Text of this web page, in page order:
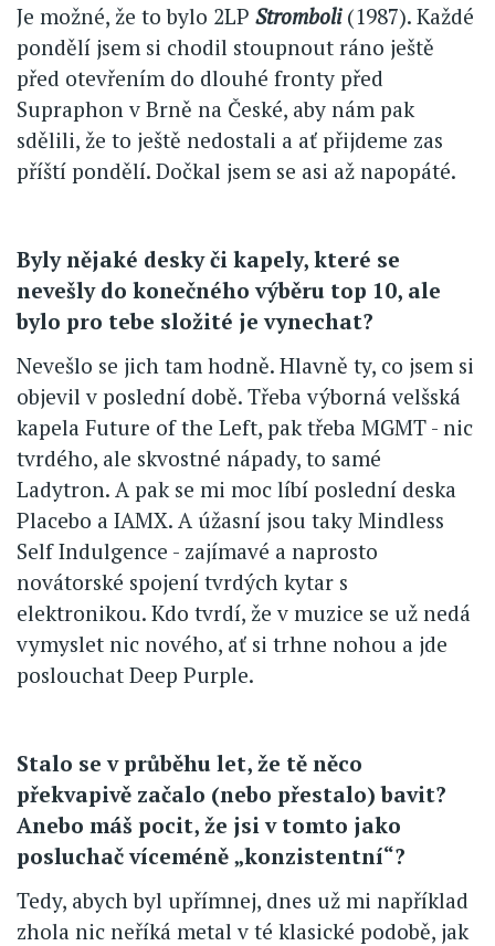
Je možné, že to bylo 2LP Stromboli(1987). Každé
pondělí jsem si chodil stoupnout ráno ještě
před otevřením do dlouhé fronty před
Supraphon v Brně na České, aby nám pak
sdělili, že to ještě nedostali a ať přijdeme zas
příští pondělí. Dočkal jsem se asi až napopáté.
Byly nějaké desky či kapely, které se
nevešly do konečného výběru top 10, ale
bylo pro tebe složité je vynechat?
Nevešlo se jich tam hodně. Hlavně ty, co jsem si
objevil v poslední době. Třeba výborná velšská
kapela Future of the Left, pak třeba MGMT - nic
tvrdého, ale skvostné nápady, to samé
Ladytron. A pak se mi moc líbí poslední deska
Placebo a IAMX. A úžasní jsou taky Mindless
Self Indulgence - zajímavé a naprosto
novátorské spojení tvrdých kytar s
elektronikou. Kdo tvrdí, že v muzice se už nedá
vymyslet nic nového, ať si trhne nohou a jde
poslouchat Deep Purple.
Stalo se v průběhu let, že tě něco
překvapivě začalo (nebo přestalo) bavit?
Anebo máš pocit, že jsi v tomto jako
posluchač víceméně „konzistentní“?
Tedy, abych byl upřímnej, dnes už mi například
zhola nic neříká metal v té klasické podobě, jak